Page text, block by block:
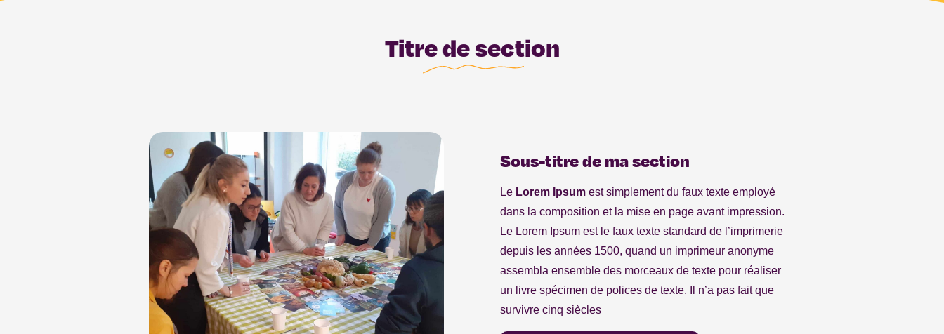
Titre de section
Sous-titre de ma section
Le Lorem Ipsum est simplement du faux texte employé
dans la composition et la mise en page avant impression.
Le Lorem Ipsum est le faux texte standard de l’imprimerie
depuis les années 1500, quand un imprimeur anonyme
assembla ensemble des morceaux de texte pour réaliser
un livre spécimen de polices de texte. Il n’a pas fait que
survivre cinq siècles